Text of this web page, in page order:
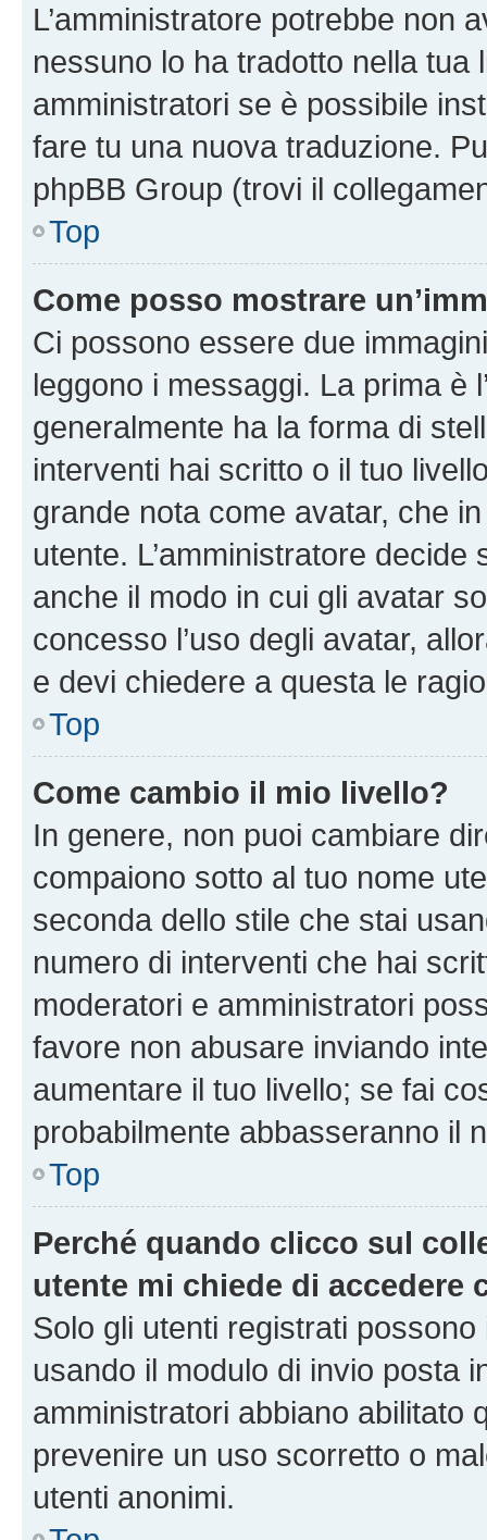
L’amministratore potrebbe non
nessuno lo ha tradotto nella tua
amministratori se è possibile
fare tu una nuova traduzione.
phpBB Group (trovi il
Top
Come posso mostrare
Ci possono essere due
leggono i messaggi. La prima è
generalmente ha la forma di
interventi hai scritto o il tuo
grande nota come avatar, che
utente. L’amministratore
anche il modo in cui gli avatar
concesso l’uso degli avatar,
e devi chiedere a questa le
Top
Come cambio il mio livello?
In genere, non puoi cambiare
compaiono sotto al tuo nome
seconda dello stile che stai
numero di interventi che hai
moderatori e amministratori
favore non abusare inviando
aumentare il tuo livello; se fai
probabilmente abbasseranno il
Top
Perché quando clicco sul
utente mi chiede di accedere
Solo gli utenti registrati
usando il modulo di invio posta
amministratori abbiano abilitato
prevenire un uso scorretto o
utenti anonimi.